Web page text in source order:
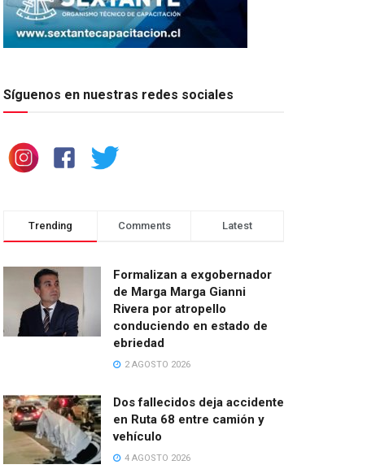
Síguenos en nuestras redes sociales
Trending Comments Latest
Formalizan a exgobernador
de Marga Marga Gianni
Rivera por atropello
conduciendo en estado de
ebriedad
2 AGOSTO 2026
Dos fallecidos deja accidente
en Ruta 68 entre camión y
vehículo
4 AGOSTO 2026